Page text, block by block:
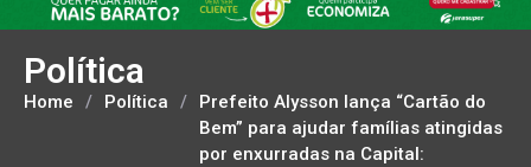
Política
Home / Política /
Prefeito Alysson lança “Cartão do
Bem” para ajudar famílias atingidas
por enxurradas na Capital: